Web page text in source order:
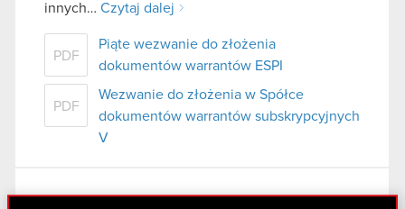
innych… Czytaj dalej
PDF
Piąte wezwanie do złożenia
dokumentów warrantów ESPI
PDF
Wezwanie do złożenia w Spółce
dokumentów warrantów subskrypcyjnych
V